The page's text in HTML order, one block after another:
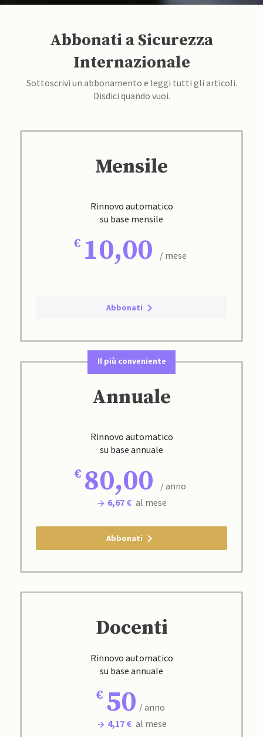
Abbonati a Sicurezza
Internazionale
Sottoscrivi un abbonamento e leggi tutti gli articoli.
Disdici quando vuoi.
Mensile
Rinnovo automatico
su base mensile
10,00 / mese
Abbonati
Il più conveniente
Annuale
Rinnovo automatico
su base annuale
80,00
/ anno
6,67 € al mese
Abbonati
Docenti
Rinnovo automatico
su base annuale
50 / anno
4,17 € al mese